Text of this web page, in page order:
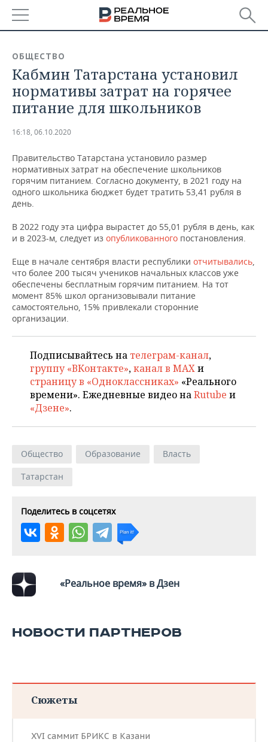
БАШКОРТОСТАН
ТАТАРСТАН
НОВОСТИ
АНАЛИТИКА
ДЕКЛАРАЦИИ О ДОХОДАХ
КОРОЛИ ГОСЗАКАЗА ПФО
ВУЗЫ ТАТАРСТАНА
КОМУ ПРИНАДЛЕЖАТ
ТОРГОВЫЕ ЦЕНТРЫ
НОВОСТИ ЭКОНОМИКИ
ФИНАНСЫ
БАНКИ
БЮДЖЕТ
ИНВЕСТИЦИИ
ПРОМЫШЛЕННОСТЬ
НОВОСТИ
ПРОМЫШЛЕННОСТИ
МАШИНОСТРОЕНИЕ
НЕФТЕХИМИЯ
НЕФТЬ
ОПК
ЭНЕРГЕТИКА
НЕДВИЖИМОСТЬ
НОВОСТИ НЕДВИЖИМОСТИ
АВТО
НОВОСТИ АВТО
БИЗНЕС
НОВОСТИ БИЗНЕСА
РОЗНИЧНАЯ ТОРГОВЛЯ
ТРАНСПОРТ
ТЕХНОЛОГИИ
НОВОСТИ ТЕХНОЛОГИЙ
IT
ТЕЛЕКОММУНИКАЦИИ
МЕРОПРИЯТИЯ
НОВОСТИ МЕРОПРИЯТИЙ
БИЗНЕС-БРАНЧИ
ONLINE-КОНФЕРЕНЦИИ
ОТКРЫТАЯ ЛЕКЦИЯ
СПОРТ
ФУТБОЛ
ХОККЕЙ
БАСКЕТБОЛ
ВОЛЕЙБОЛ
КИБЕРСПОРТ
ФИГУРНОЕ КАТАНИЕ
ВОДНЫЕ ВИДЫ СПОРТА
НОВОСТИ ОБЩЕСТВА
ВЛАСТЬ
ИНФРАСТРУКТУРА
ИСТОРИЯ
КУЛЬТУРА
МЕДИЦИНА
ОБРАЗОВАНИЕ
ФОТОГАЛЕРЕЯ
СЮЖЕТЫ
СПРАВОЧНИК
СПИСОК ПЕРСОН
СПИСОК КОМПАНИЙ
ПОЛНАЯ ВЕРСИЯ
ОБЩЕСТВО
Кабмин Татарстана установил
нормативы затрат на горячее
питание для школьников
16:18, 06.10.2020
Правительство Татарстана установило размер
нормативных затрат на обеспечение школьников
горячим питанием. Согласно документу, в 2021 году на
одного школьника бюджет будет тратить 53,41 рубля в
день.
В 2022 году эта цифра вырастет до 55,01 рубля в день, как
и в 2023-м, следует из опубликованного постановления.
Еще в начале сентября власти республики отчитывались,
что более 200 тысяч учеников начальных классов уже
обеспечены бесплатным горячим питанием. На тот
момент 85% школ организовывали питание
самостоятельно, 15% привлекали сторонние
организации.
Подписывайтесь на телеграм-канал,
группу «ВКонтакте»,канал в MAXи
страницу в «Одноклассниках» «Реального
времени». Ежедневные видео наRutube и
«Дзене».
Общество Образование
Власть
Татарстан
Поделитесь в соцсетях
«Реальное время» в Дзен
НОВОСТИ ПАРТНЕРОВ
Сюжеты
XVI саммит БРИКС в Казани